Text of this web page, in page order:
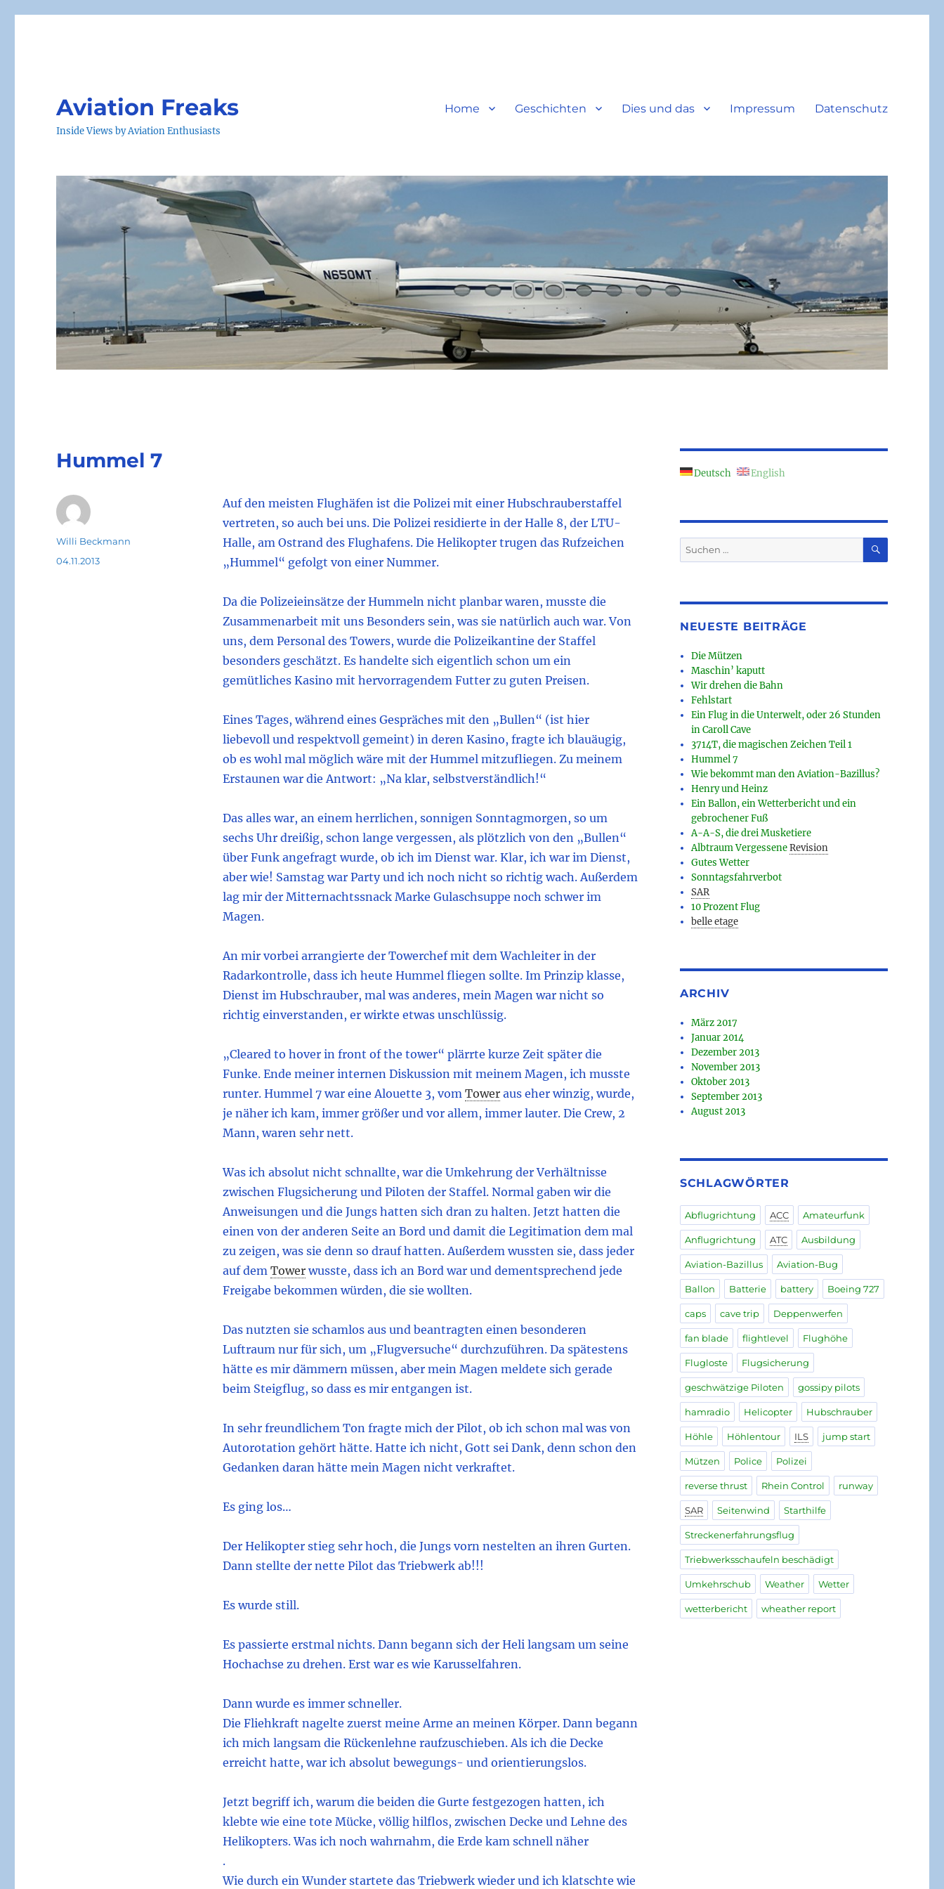
Aviation Freaks
Inside Views by Aviation Enthusiasts
Home Geschichten Dies und das Impressum Datenschutz
Hummel 7
Auf den meisten Flughäfen ist die Polizei mit einer Hubschrauberstaffel
vertreten, so auch bei uns. Die Polizei residierte in der Halle 8, der LTU-
Halle, am Ostrand des Flughafens. Die Helikopter trugen das Rufzeichen
„Hummel“ gefolgt von einer Nummer.
Da die Polizeieinsätze der Hummeln nicht planbar waren, musste die
Zusammenarbeit mit uns Besonders sein, was sie natürlich auch war. Von
uns, dem Personal des Towers, wurde die Polizeikantine der Staffel
besonders geschätzt. Es handelte sich eigentlich schon um ein
gemütliches Kasino mit hervorragendem Futter zu guten Preisen.
Eines Tages, während eines Gespräches mit den „Bullen“ (ist hier
liebevoll und respektvoll gemeint) in deren Kasino, fragte ich blauäugig,
ob es wohl mal möglich wäre mit der Hummel mitzufliegen. Zu meinem
Erstaunen war die Antwort: „Na klar, selbstverständlich!“
Das alles war, an einem herrlichen, sonnigen Sonntagmorgen, so um
sechs Uhr dreißig, schon lange vergessen, als plötzlich von den „Bullen“
über Funk angefragt wurde, ob ich im Dienst war. Klar, ich war im Dienst,
aber wie! Samstag war Party und ich noch nicht so richtig wach. Außerdem
lag mir der Mitternachtssnack Marke Gulaschsuppe noch schwer im
Magen.
An mir vorbei arrangierte der Towerchef mit dem Wachleiter in der
Radarkontrolle, dass ich heute Hummel fliegen sollte. Im Prinzip klasse,
Dienst im Hubschrauber, mal was anderes, mein Magen war nicht so
richtig einverstanden, er wirkte etwas unschlüssig.
„Cleared to hover in front of the tower“ plärrte kurze Zeit später die
Funke. Ende meiner internen Diskussion mit meinem Magen, ich musste
runter. Hummel 7 war eine Alouette 3, vom Tower aus eher winzig, wurde,
je näher ich kam, immer größer und vor allem, immer lauter. Die Crew, 2
Mann, waren sehr nett.
Was ich absolut nicht schnallte, war die Umkehrung der Verhältnisse
zwischen Flugsicherung und Piloten der Staffel. Normal gaben wir die
Anweisungen und die Jungs hatten sich dran zu halten. Jetzt hatten die
einen von der anderen Seite an Bord und damit die Legitimation dem mal
zu zeigen, was sie denn so drauf hatten. Außerdem wussten sie, dass jeder
auf dem Tower wusste, dass ich an Bord war und dementsprechend jede
Freigabe bekommen würden, die sie wollten.
Das nutzten sie schamlos aus und beantragten einen besonderen
Luftraum nur für sich, um „Flugversuche“ durchzuführen. Da spätestens
hätte es mir dämmern müssen, aber mein Magen meldete sich gerade
beim Steigflug, so dass es mir entgangen ist.
In sehr freundlichem Ton fragte mich der Pilot, ob ich schon mal was von
Autorotation gehört hätte. Hatte ich nicht, Gott sei Dank, denn schon den
Gedanken daran hätte mein Magen nicht verkraftet.
Es ging los…
Der Helikopter stieg sehr hoch, die Jungs vorn nestelten an ihren Gurten.
Dann stellte der nette Pilot das Triebwerk ab!!!
Es wurde still.
Es passierte erstmal nichts. Dann begann sich der Heli langsam um seine
Hochachse zu drehen. Erst war es wie Karusselfahren.
Dann wurde es immer schneller.
Die Fliehkraft nagelte zuerst meine Arme an meinen Körper. Dann begann
ich mich langsam die Rückenlehne raufzuschieben. Als ich die Decke
erreicht hatte, war ich absolut bewegungs- und orientierungslos.
Jetzt begriff ich, warum die beiden die Gurte festgezogen hatten, ich
klebte wie eine tote Mücke, völlig hilflos, zwischen Decke und Lehne des
Helikopters. Was ich noch wahrnahm, die Erde kam schnell näher
.
Wie durch ein Wunder startete das Triebwerk wieder und ich klatschte wie
Autor
Willi Beckmann
Veröffentlicht
04.11.2013
Deutsch English
Suchen
nach:
SUCHEN
NEUESTE BEITRÄGE
Die Mützen
Maschin’ kaputt
Wir drehen die Bahn
Fehlstart
Ein Flug in die Unterwelt, oder 26 Stunden
in Caroll Cave
3714T, die magischen Zeichen Teil 1
Hummel 7
Wie bekommt man den Aviation-Bazillus?
Henry und Heinz
Ein Ballon, ein Wetterbericht und ein
gebrochener Fuß
A-A-S, die drei Musketiere
Albtraum VergesseneRevision
Gutes Wetter
Sonntagsfahrverbot
SAR
10 Prozent Flug
belle etage
ARCHIV
März 2017
Januar 2014
Dezember 2013
November 2013
Oktober 2013
September 2013
August 2013
SCHLAGWÖRTER
Abflugrichtung ACC Amateurfunk
Anflugrichtung ATC Ausbildung
Aviation-Bazillus Aviation-Bug
Ballon Batterie battery Boeing 727
caps cave trip Deppenwerfen
fan blade flightlevel Flughöhe
Flugloste Flugsicherung
geschwätzige Piloten gossipy pilots
hamradio Helicopter Hubschrauber
Höhle Höhlentour ILS jump start
Mützen Police Polizei
reverse thrust Rhein Control runway
SAR Seitenwind Starthilfe
Streckenerfahrungsflug
Triebwerksschaufeln beschädigt
Umkehrschub Weather Wetter
wetterbericht wheather report